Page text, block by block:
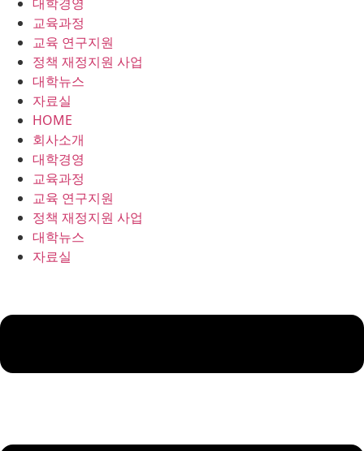
교육과정
교육 연구지원
정책 재정지원 사업
대학뉴스
자료실
HOME
회사소개
대학경영
교육과정
교육 연구지원
정책 재정지원 사업
대학뉴스
자료실